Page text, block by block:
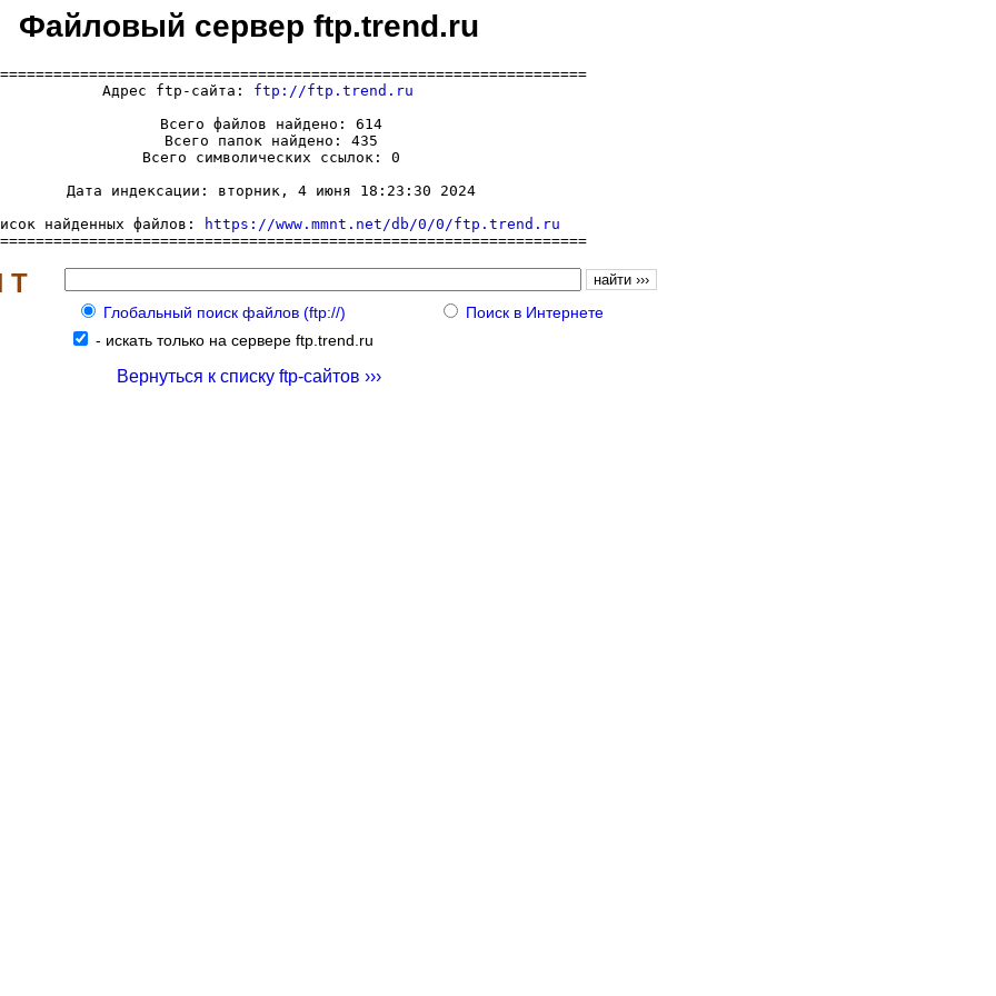
Файловый сервер ftp.trend.ru
  Адрес ftp-сайта:
ftp://ftp.trend.ru
     Всего файлов найдено: 614
     Всего папок найдено: 435
     Всего символических ссылок: 0
     Дата индексации: вторник, 4 июня 18:23:30 2024
найденных файлов:
https://www.mmnt.net/db/0/0/ftp.trend.ru
Т
Глобальный поиск файлов (ftp://)
Поиск в Интернете
- искать только на сервере ftp.trend.ru
Вернуться к списку ftp-сайтов ›››